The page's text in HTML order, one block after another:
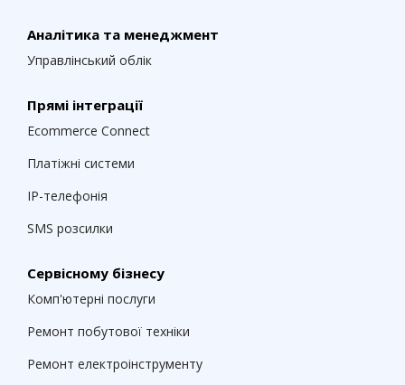
Аналітика та менеджмент
Управлінський облік
Прямі інтеграції
Ecommerce Connect
Платіжні системи
IP-телефонія
SMS розсилки
Сервісному бізнесу
Комп'ютерні послуги
Ремонт побутової техніки
Ремонт електроінструменту